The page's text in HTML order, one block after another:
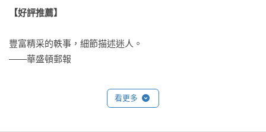
【好評推薦】
豐富精采的軼事，細節描述迷人。
——華盛頓郵報
吉兒．瓊斯說了一個關於競爭熱忱的故事，從三個特立獨行者
的人生記錄美國進步的重要階段。
看更多